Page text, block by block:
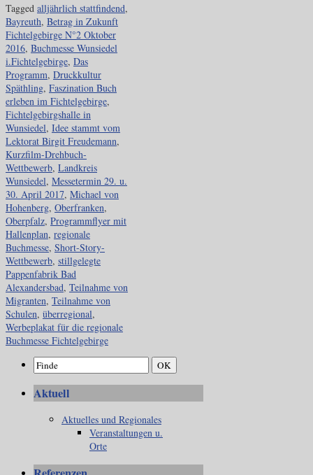
Tagged alljährlich stattfindend,
Bayreuth, Betrag in Zukunft
Fichtelgebirge N°2 Oktober
2016, Buchmesse Wunsiedel
i.Fichtelgebirge, Das
Programm, Druckkultur
Späthling, Faszination Buch
erleben im Fichtelgebirge,
Fichtelgebirgshalle in
Wunsiedel, Idee stammt vom
Lektorat Birgit Freudemann,
Kurzfilm-Drehbuch-
Wettbewerb, Landkreis
Wunsiedel, Messetermin 29. u.
30. April 2017, Michael von
Hohenberg, Oberfranken,
Oberpfalz, Programmflyer mit
Hallenplan, regionale
Buchmesse, Short-Story-
Wettbewerb, stillgelegte
Pappenfabrik Bad
Alexandersbad, Teilnahme von
Migranten, Teilnahme von
Schulen, überregional,
Werbeplakat für die regionale
Buchmesse Fichtelgebirge
Aktuell
Aktuelles und Regionales
Veranstaltungen u.
Orte